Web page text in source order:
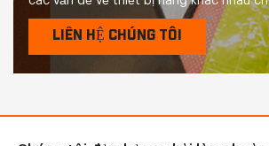
LIÊN HỆ CHÚNG TÔI